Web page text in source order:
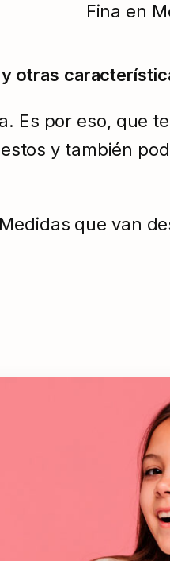
Fina en
otras
Es por eso, que
y también
que van